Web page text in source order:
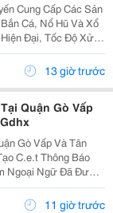
Cung Cấp Các Sản
Cá, Nổ Hũ Và Xổ
Đại, Tốc Độ Xử
Đội Ngũ Hỗ Trợ
Giải Trí...
13 giờ trước
Quận Gò Vấp
Gò Vấp Và Tân
Trình Anh Văn
Học Thuật Ielts &Ndash; Toefl Ibt. Trung Tâm...11 giờ trước